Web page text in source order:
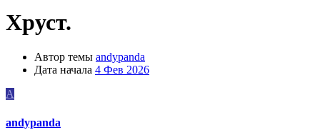
Хруст.
Автор темы andypanda
Дата начала 4 Фев 2026
A
andypanda